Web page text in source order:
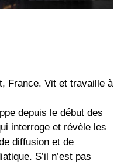
France. Vit et travaille à
depuis le début des
interroge et révèle les
diffusion et de
S’il n’est pas